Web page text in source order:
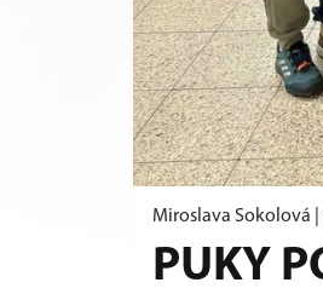
Miroslava Sokolová |
PUKY